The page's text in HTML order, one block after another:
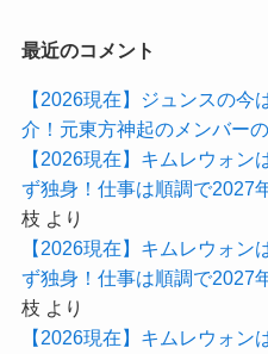
最近のコメント
【2026現在】ジュンスの
介！元東方神起のメンバー
【2026現在】キムレウォン
ず独身！仕事は順調で2027
枝 より
【2026現在】キムレウォン
ず独身！仕事は順調で2027
枝 より
【2026現在】キムレウォン